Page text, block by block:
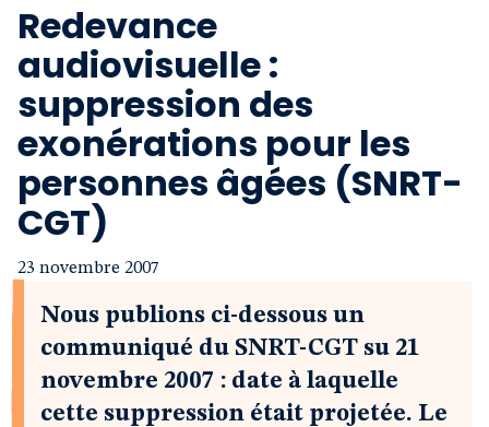
Notre revue
Boutique
Redevance
audiovisuelle :
suppression des
exonérations pour les
personnes âgées (SNRT-
CGT)
23 novembre 2007
Nous publions ci-dessous un
communiqué du SNRT-CGT su 21
novembre 2007 : date à laquelle
cette suppression était projetée. Le